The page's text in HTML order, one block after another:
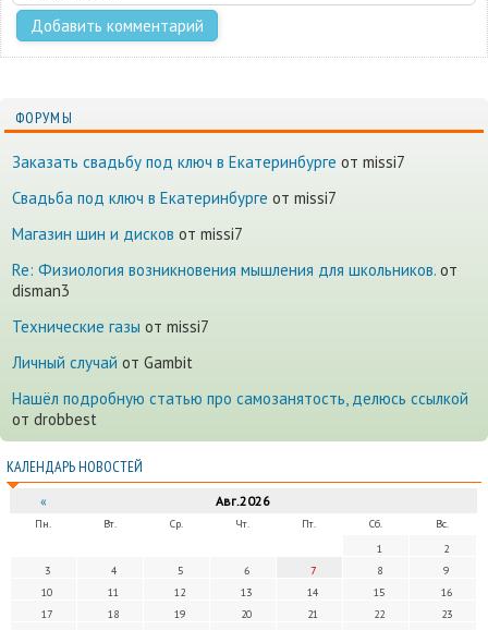
ФОРУМЫ
Заказать свадьбу под ключ в Екатеринбурге от missi7
Cвадьба под ключ в Екатеринбурге от missi7
Магазин шин и дисков от missi7
Re: Физиология возникновения мышления для школьников. от
disman3
Технические газы от missi7
Личный случай от Gambit
Нашёл подробную статью про самозанятость, делюсь ссылкой
от drobbest
КАЛЕНДАРЬ НОВОСТЕЙ
« Авг.2026
Пн. Вт. Ср. Чт. Пт. Сб.
Вс.
1
2
3
4 5 6 7 8
9
10
11 12 13 14 15
16
17
18 19 20 21 22
23